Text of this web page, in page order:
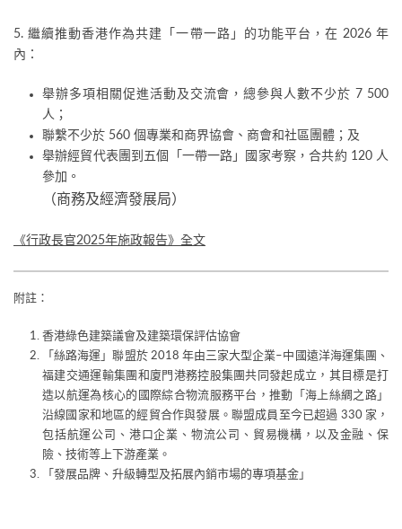
5. 繼續推動香港作為共建「一帶一路」的功能平台，在 2026 年
內：
舉辦多項相關促進活動及交流會，總參與人數不少於 7 500
人；
聯繫不少於 560 個專業和商界協會、商會和社區團體；及
舉辦經貿代表團到五個「一帶一路」國家考察，合共約 120 人
參加。
（商務及經濟發展局）
《行政長官2025年施政報告》全文
附註：
香港綠色建築議會及建築環保評估協會
「絲路海運」聯盟於 2018 年由三家大型企業–中國遠洋海運集團、
福建交通運輸集團和廈門港務控股集團共同發起成立，其目標是打
造以航運為核心的國際綜合物流服務平台，推動「海上絲綢之路」
沿線國家和地區的經貿合作與發展。聯盟成員至今已超過 330 家，
包括航運公司、港口企業、物流公司、貿易機構，以及金融、保
險、技術等上下游產業。
「發展品牌、升級轉型及拓展內銷市場的專項基金」